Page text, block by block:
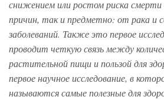
снижением или ростом риска
причин, так и предметно: от рака и
заболеваний. Также это первое
проводит четкую связь между
растительной пищи и пользой для
первое научное исследование, в
называются самые полезные для